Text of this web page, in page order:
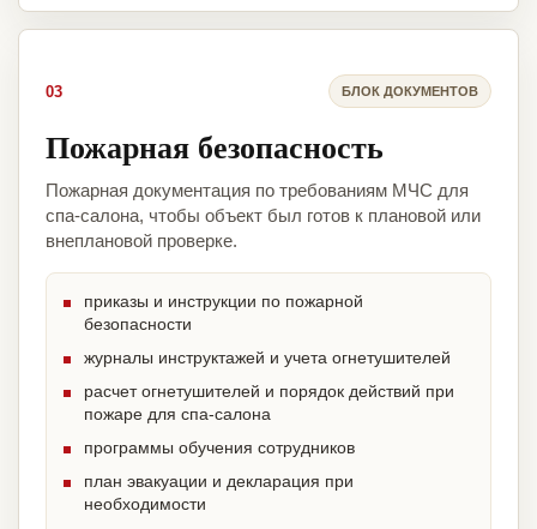
03 БЛОК ДОКУМЕНТОВ
Пожарная безопасность
Пожарная документация по требованиям МЧС для
спа-салона, чтобы объект был готов к плановой или
внеплановой проверке.
приказы и инструкции по пожарной
безопасности
журналы инструктажей и учета огнетушителей
расчет огнетушителей и порядок действий при
пожаре для спа-салона
программы обучения сотрудников
план эвакуации и декларация при
необходимости